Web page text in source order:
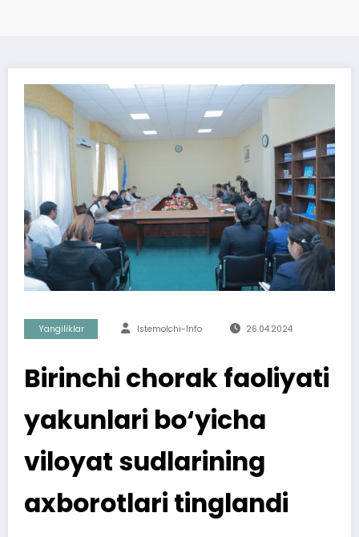
Yangiliklar Istemolchi-Info 26.04.2024
Birinchi chorak faoliyati
yakunlari bo‘yicha
viloyat sudlarining
axborotlari tinglandi